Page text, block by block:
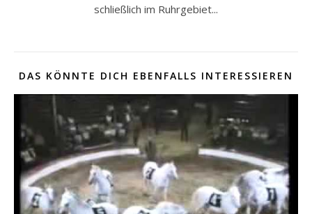
schließlich im Ruhrgebiet...
DAS KÖNNTE DICH EBENFALLS INTERESSIEREN